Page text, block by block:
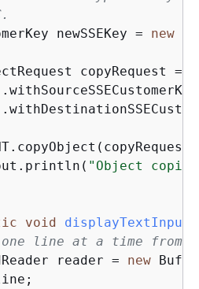
newSSEKey =
new
copyRequest =
"Object
void
line at a time from
reader =
new